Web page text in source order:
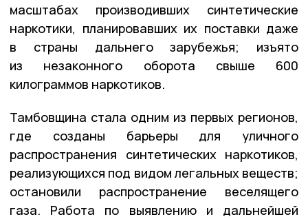
масштабах производивших синтетические
наркотики, планировавших их поставки даже
в страны дальнего зарубежья; изъято
из незаконного оборота свыше 600
килограммов наркотиков.
Тамбовщина стала одним из первых регионов,
где созданы барьеры для уличного
распространения синтетических наркотиков,
реализующихся под видом легальных веществ;
остановили распространение веселящего
газа. Работа по выявлению и дальнейшей